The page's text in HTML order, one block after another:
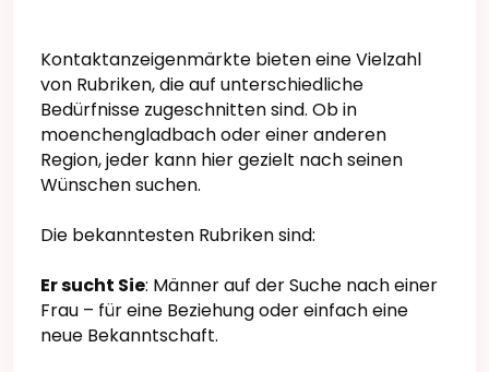
Kontaktanzeigenmärkte bieten eine Vielzahl
von Rubriken, die auf unterschiedliche
Bedürfnisse zugeschnitten sind. Ob in
moenchengladbach oder einer anderen
Region, jeder kann hier gezielt nach seinen
Wünschen suchen.
Die bekanntesten Rubriken sind:
Er sucht Sie: Männer auf der Suche nach einer
Frau – für eine Beziehung oder einfach eine
neue Bekanntschaft.